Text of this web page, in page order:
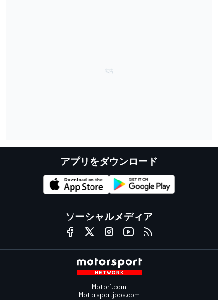
アプリをダウンロード
ソーシャルメディア
Motor1.com
Motorsportjobs.com